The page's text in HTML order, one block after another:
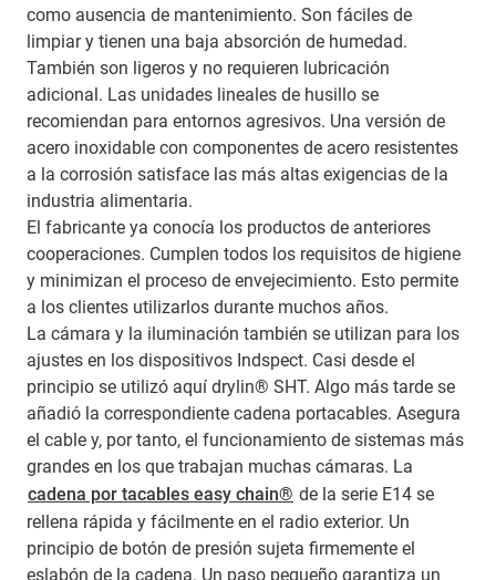
como ausencia de mantenimiento. Son fáciles de
limpiar y tienen una baja absorción de humedad.
También son ligeros y no requieren lubricación
adicional. Las unidades lineales de husillo se
recomiendan para entornos agresivos. Una versión de
acero inoxidable con componentes de acero resistentes
a la corrosión satisface las más altas exigencias de la
industria alimentaria.
El fabricante ya conocía los productos de anteriores
cooperaciones. Cumplen todos los requisitos de higiene
y minimizan el proceso de envejecimiento. Esto permite
a los clientes utilizarlos durante muchos años.
La cámara y la iluminación también se utilizan para los
ajustes en los dispositivos Indspect. Casi desde el
principio se utilizó aquí drylin® SHT. Algo más tarde se
añadió la correspondiente cadena portacables. Asegura
el cable y, por tanto, el funcionamiento de sistemas más
grandes en los que trabajan muchas cámaras. La
cadena por tacables easy chain® de la serie E14 se
rellena rápida y fácilmente en el radio exterior. Un
principio de botón de presión sujeta firmemente el
eslabón de la cadena. Un paso pequeño garantiza un